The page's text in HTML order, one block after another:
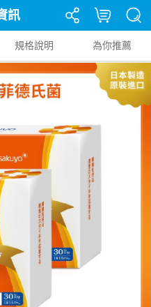
訊
規格說明 為你推薦